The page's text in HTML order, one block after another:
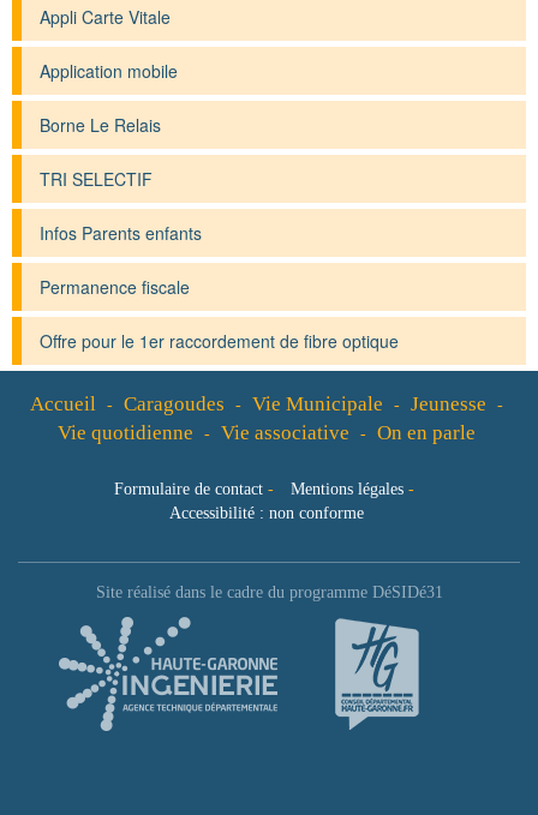
Appli Carte Vitale
Application mobile
Borne Le Relais
TRI SELECTIF
Infos Parents enfants
Permanence fiscale
Offre pour le 1er raccordement de fibre optique
Accueil - Caragoudes - Vie Municipale - Jeunesse -
Vie quotidienne - Vie associative - On en parle
Formulaire de contact- Mentions légales-
Accessibilité : non conforme
Site réalisé dans le cadre du programme DéSIDé31